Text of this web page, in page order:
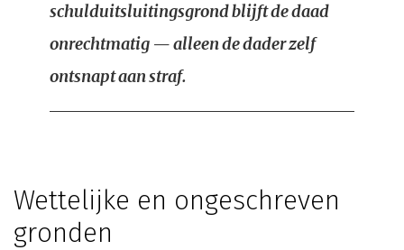
schulduitsluitingsgrond blijft de daad
onrechtmatig — alleen de dader zelf
ontsnapt aan straf.
Wettelijke en ongeschreven
gronden